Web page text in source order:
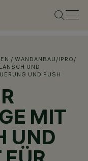
/ WANDANBAU /IPRO /
UND
UND PUSH
MIT
UND